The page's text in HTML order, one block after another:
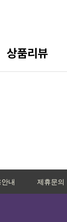
상품리뷰
내 제휴문의